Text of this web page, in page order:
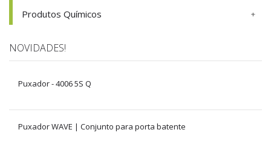
Produtos Químicos
NOVIDADES!
Puxador - 4006 5S Q
Puxador WAVE | Conjunto para porta batente